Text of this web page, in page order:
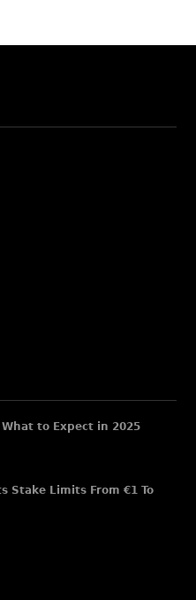
to Expect in 2025
Stake Limits From €1 To